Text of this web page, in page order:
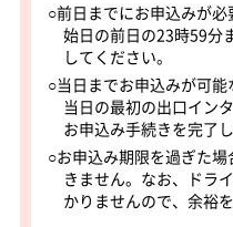
○前日までにお申込みが
始日の前日の23時59分
してください。
○当日までお申込みが可
当日の最初の出口イン
お申込み手続きを完了
○お申込み期限を過ぎた
きません。なお、ドラ
かりませんので、余裕